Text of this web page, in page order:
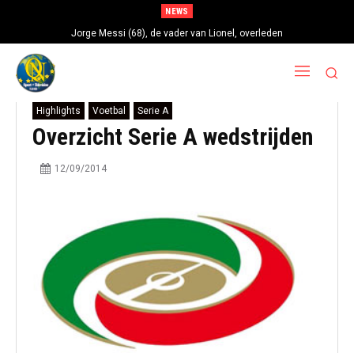
NEWS
Jorge Messi (68), de vader van Lionel, overleden
Highlights Voetbal Serie A
Overzicht Serie A wedstrijden
12/09/2014